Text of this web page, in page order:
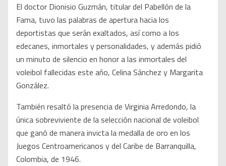
El doctor Dionisio Guzmán, titular del Pabellón de la
Fama, tuvo las palabras de apertura hacia los
deportistas que serán exaltados, así como a los
edecanes, inmortales y personalidades, y además pidió
un minuto de silencio en honor a las inmortales del
voleibol fallecidas este año, Celina Sánchez y Margarita
González.
También resaltó la presencia de Virginia Arredondo, la
única sobreviviente de la selección nacional de voleibol
que ganó de manera invicta la medalla de oro en los
Juegos Centroamericanos y del Caribe de Barranquilla,
Colombia, de 1946.